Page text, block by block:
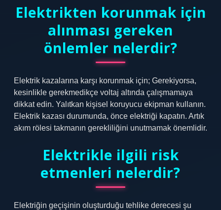
Elektrikten korunmak için
alınması gereken
önlemler nelerdir?
Elektrik kazalarına karşı korunmak için; Gerekiyorsa,
kesinlikle gerekmedikçe voltaj altında çalışmamaya
dikkat edin. Yalıtkan kişisel koruyucu ekipman kullanın.
Elektrik kazası durumunda, önce elektriği kapatın. Artık
akım rölesi takmanın gerekliliğini unutmamak önemlidir.
Elektrikle ilgili risk
etmenleri nelerdir?
Elektriğin geçişinin oluşturduğu tehlike derecesi şu